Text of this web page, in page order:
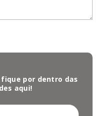
por dentro das
aqui!